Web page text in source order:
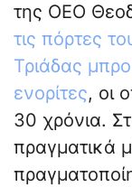
της ΟΕΟ
τις πόρτες
Τριάδας
ενορίτες, οι
30 χρόνια.
πραγματικά